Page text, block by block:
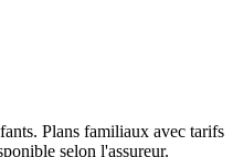
Plans familiaux avec tarifs
selon l'assureur.